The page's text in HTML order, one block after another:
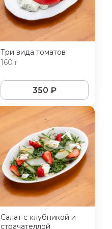
Три вида томатов
160 г
350 ₽
Салат с клубникой и
страчателлой